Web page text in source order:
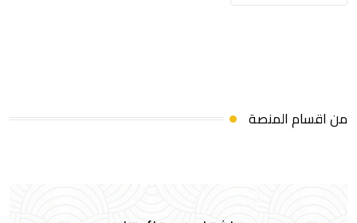
من اقسام المنصة